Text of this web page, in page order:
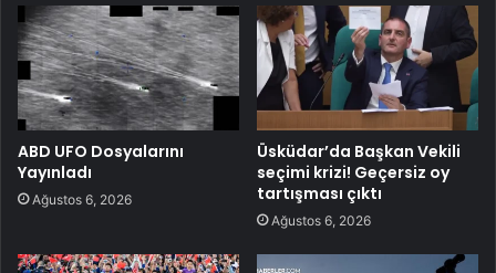
ABD UFO Dosyalarını
Yayınladı
Ağustos 6, 2026
Üsküdar’da Başkan Vekili
seçimi krizi! Geçersiz oy
tartışması çıktı
Ağustos 6, 2026